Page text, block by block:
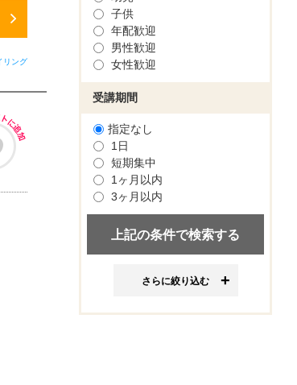
リング
子供
年配歓迎
男性歓迎
女性歓迎
受講期間
指定なし
1日
短期集中
1ヶ月以内
3ヶ月以内
さらに絞り込む